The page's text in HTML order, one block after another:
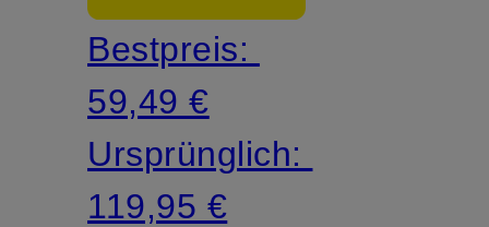
Bestpreis:
59,49 €
Ursprünglich:
119,95 €